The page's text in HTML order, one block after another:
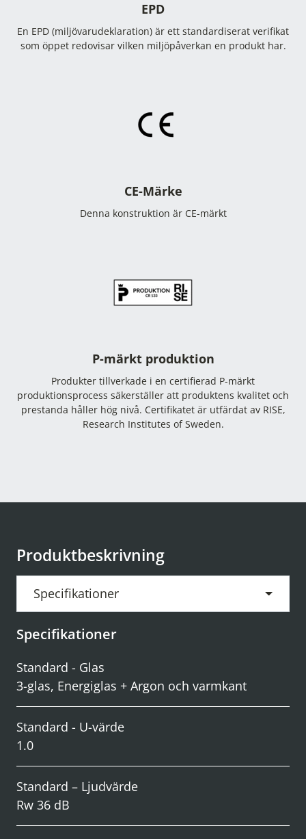
EPD
En EPD (miljövarudeklaration) är ett standardiserat verifikat
som öppet redovisar vilken miljöpåverkan en produkt har.
CE-Märke
Denna konstruktion är CE-märkt
P-märkt produktion
Produkter tillverkade i en certifierad P-märkt
produktionsprocess säkerställer att produktens kvalitet och
prestanda håller hög nivå. Certifikatet är utfärdat av RISE,
Research Institutes of Sweden.
Produktbeskrivning
Specifikationer
Specifikationer
Standard - Glas
3-glas, Energiglas + Argon och varmkant
Standard - U-värde
1.0
Standard – Ljudvärde
Rw 36 dB